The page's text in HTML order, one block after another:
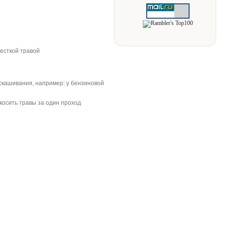
травой
например: у бензиновой
травы за один проход